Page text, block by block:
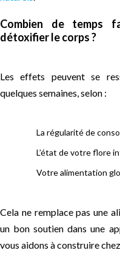
Combien de temps
détoxifier le corps ?
Les effets peuvent se
quelques semaines, selon :
La régularité de
L’état de votre flore
Votre alimentation
Cela ne remplace pas une
un bon soutien dans une
vous aidons à construire chez